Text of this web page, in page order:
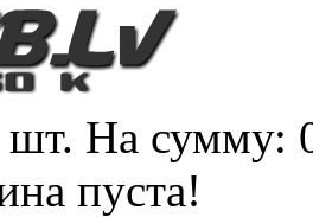
шт. На сумму:
пуста!